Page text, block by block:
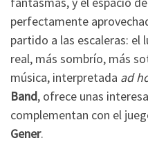
perfectamente
partido a las escaleras: el
real, más sombrío, más
música, interpretada ad
Band, ofrece unas
complementan con el
Gener.